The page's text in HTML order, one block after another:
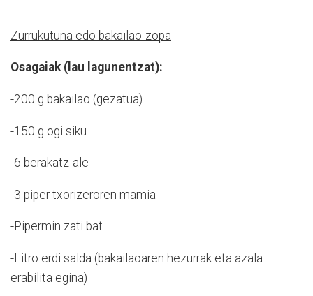
Zurrukutuna edo bakailao-zopa
Osagaiak (lau lagunentzat):
-200 g bakailao (gezatua)
-150 g ogi siku
-6 berakatz-ale
-3 piper txorizeroren mamia
-Pipermin zati bat
-Litro erdi salda (bakailaoaren hezurrak eta azala
erabilita egina)